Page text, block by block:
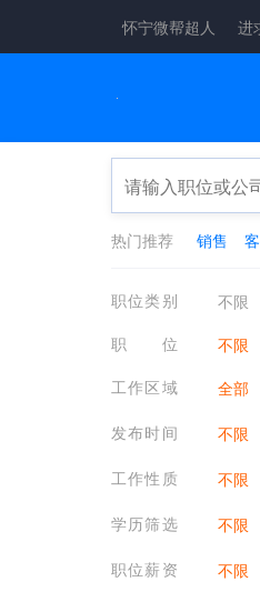
怀宁微帮超人 进
热门推荐 销售
职位类别 不限
工厂工
医疗
职位
不限
单片
工作区域
全部
发布时间
不限
工作性质
不限
学历筛选
不限
职位薪资
不限